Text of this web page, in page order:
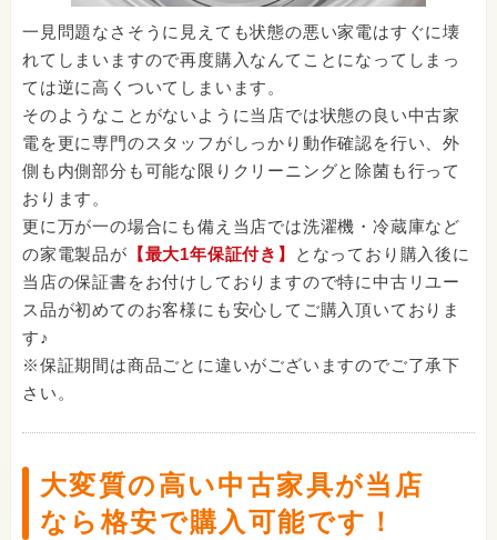
一見問題なさそうに見えても状態の悪い家電はすぐに壊
れてしまいますので再度購入なんてことになってしまっ
ては逆に高くついてしまいます。
そのようなことがないように当店では状態の良い中古家
電を更に専門のスタッフがしっかり動作確認を行い、外
側も内側部分も可能な限りクリーニングと除菌も行って
おります。
更に万が一の場合にも備え当店では洗濯機・冷蔵庫など
の家電製品が 【最大1年保証付き】
となっており購入後に
当店の保証書をお付けしておりますので特に中古リユー
ス品が初めてのお客様にも安心してご購入頂いておりま
す♪
※保証期間は商品ごとに違いがございますのでご了承下
さい。
大変質の高い中古家具が当店
なら格安で購入可能です！